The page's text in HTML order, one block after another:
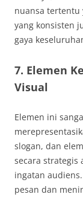
nuansa tertentu
yang konsisten
gaya
7. Elemen
Visual
Elemen ini
slogan, dan
secara strategis
ingatan
pesan dan